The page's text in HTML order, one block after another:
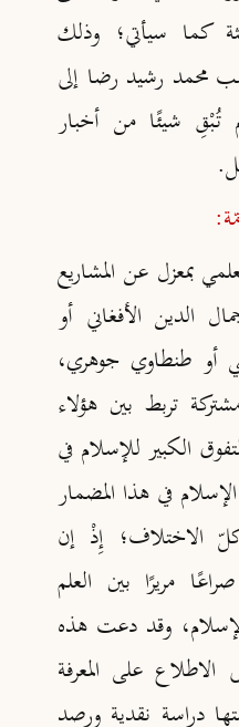
كما سيأتي؛ وذلك
محمد رشيد رضا إلى
تُبْقِ شيئًا من أخبار
.
بمعزل عن المشاريع
الدين الأفغاني أو
أو طنطاوي جوهري،
تربط بين هؤلاء
الكبير للإسلام في
في هذا المضمار
الاختلاف؛ إِذْ إن
مريرًا بين العلم
وقد دعت هذه
الاطلاع على المعرفة
دراسة نقدية ورصد